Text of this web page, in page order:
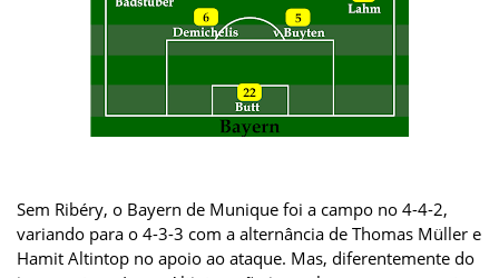
Sem Ribéry, o Bayern de Munique foi a campo no 4-4-2,
variando para o 4-3-3 com a alternância de Thomas Müller e
Hamit Altintop no apoio ao ataque. Mas, diferentemente do